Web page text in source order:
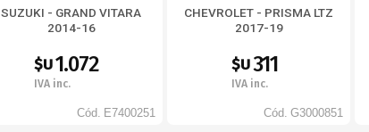
SUZUKI - GRAND VITARA
2014-16
$U1.072
IVA inc.
Cód. E7400251
CHEVROLET - PRISMA LTZ
2017-19
$U311
IVA inc.
Cód. G3000851